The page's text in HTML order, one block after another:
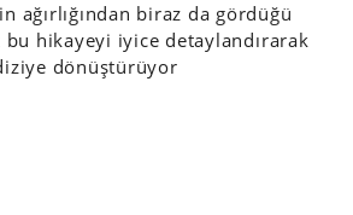
ağırlığından biraz da gördüğü
hikayeyi iyice detaylandırarak
dönüştürüyor